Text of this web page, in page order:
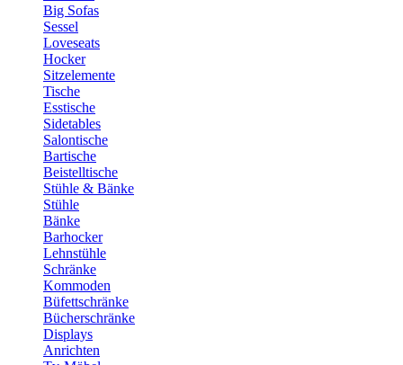
Big Sofas
Sessel
Loveseats
Hocker
Sitzelemente
Tische
Esstische
Sidetables
Salontische
Bartische
Beistelltische
Stühle & Bänke
Stühle
Bänke
Barhocker
Lehnstühle
Schränke
Kommoden
Büfettschränke
Bücherschränke
Displays
Anrichten